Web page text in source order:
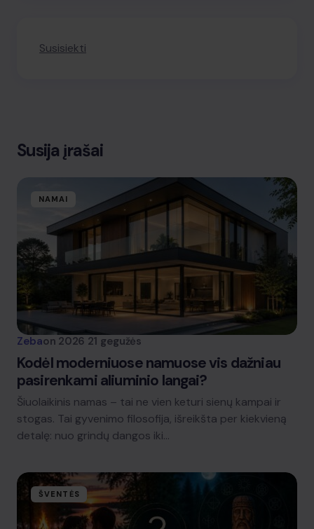
Susisiekti
Susija įrašai
NAMAI
Zebaon 2026 21 gegužės
Kodėl moderniuose namuose vis dažniau
pasirenkami aliuminio langai?
Šiuolaikinis namas – tai ne vien keturi sienų kampai ir
stogas. Tai gyvenimo filosofija, išreikšta per kiekvieną
detalę: nuo grindų dangos iki…
ŠVENTĖS